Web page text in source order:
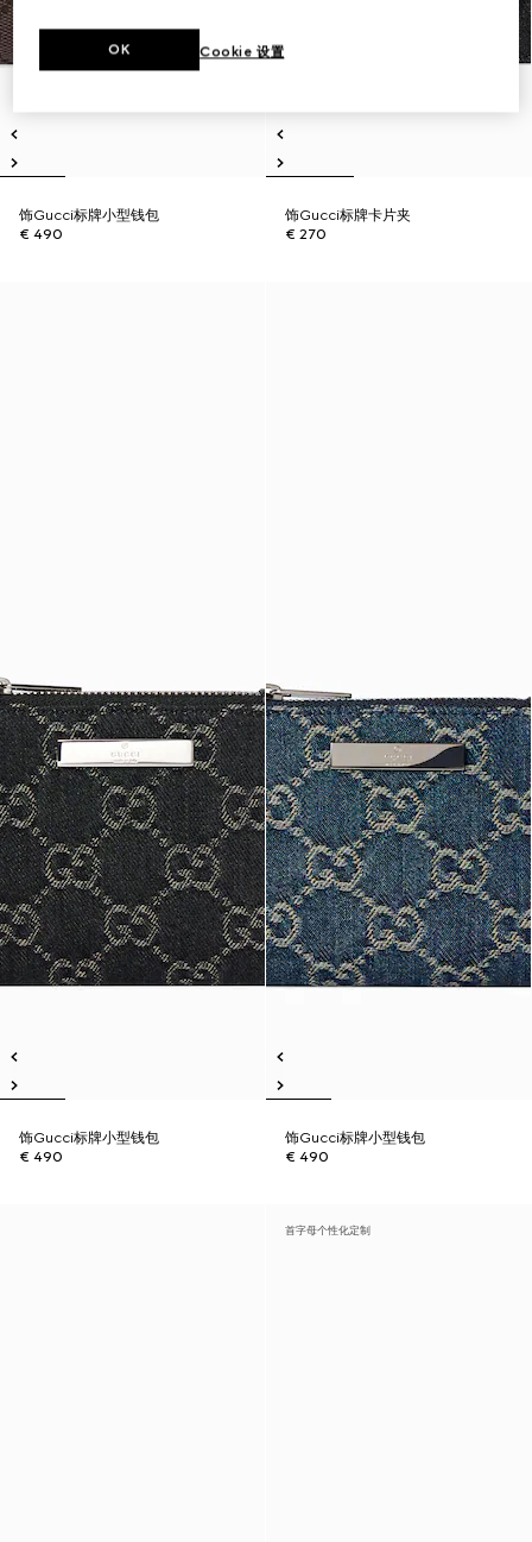
饰Gucci标牌小型钱包
€ 490
饰Gucci标牌卡片夹
€ 270
饰Gucci标牌小型钱包
€ 490
饰Gucci标牌小型钱包
€ 490
首字母个性化定制
Cookie 设置
OK